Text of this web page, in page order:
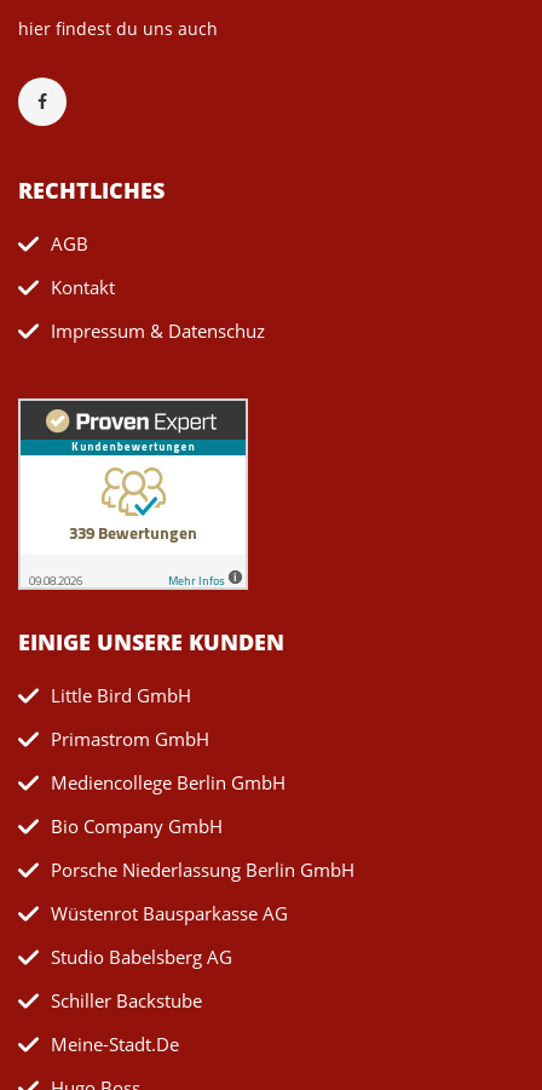
hier findest du uns auch
RECHTLICHES
AGB
Kontakt
Impressum & Datenschuz
EINIGE UNSERE KUNDEN
Little Bird GmbH
Primastrom GmbH
Mediencollege Berlin GmbH
Bio Company GmbH
Porsche Niederlassung Berlin GmbH
Wüstenrot Bausparkasse AG
Studio Babelsberg AG
Schiller Backstube
Meine-Stadt.de